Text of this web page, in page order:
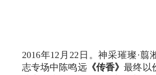
2016年12月22日。神采璀璨·翦
志专场中陈鸣远《传香》最终以